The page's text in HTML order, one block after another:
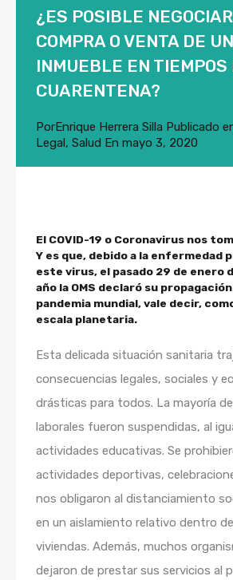
¿ES POSIBLE
COMPRA O VENTA DE UN
INMUEBLE EN TIEMPOS
CUARENTENA?
PorEnrique Herrera Silla Publicado
Legal, Salud En mayo 3, 2020
El COVID-19 o Coronavirus nos
Y es que, debido a la enfermedad
este virus, el pasado 29 de enero
año la OMS declaró su
pandemia mundial, vale decir,
escala planetaria.
Esta delicada situación sanitaria
consecuencias legales, sociales y
drásticas para todos. La mayoría
laborales fueron suspendidas, al
actividades educativas. Se
actividades deportivas,
nos obligaron al distanciamiento
en un aislamiento relativo dentro
viviendas. Además, muchos
dejaron de prestar sus servicios al